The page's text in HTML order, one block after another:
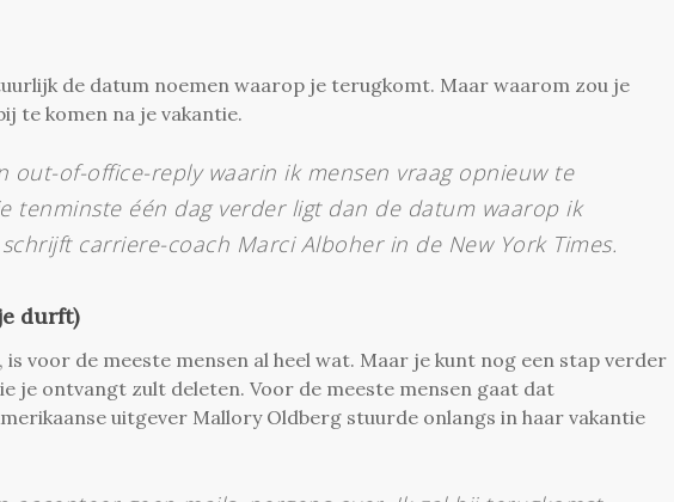
de datum noemen waarop je terugkomt. Maar waarom zou je
te komen na je vakantie.
out-of-office-reply waarin ik mensen vraag opnieuw te
tenminste één dag verder ligt dan de datum waarop ik
schrijft carriere-coach Marci Alboher in de New York Times.
durft)
voor de meeste mensen al heel wat. Maar je kunt nog een stap verder
je ontvangt zult deleten. Voor de meeste mensen gaat dat
uitgever Mallory Oldberg stuurde onlangs in haar vakantie